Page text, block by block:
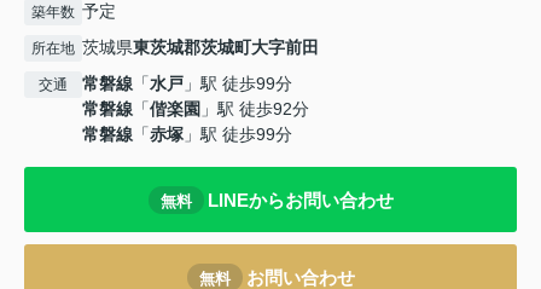
築年数 予定
所在地 茨城県東茨城郡茨城町大字前田
交通 常磐線 「水戸 」駅 徒歩99分
常磐線 「偕楽園 」駅 徒歩92分
常磐線 「赤塚 」駅 徒歩99分
無料 LINEからお問い合わせ
無料 お問い合わせ